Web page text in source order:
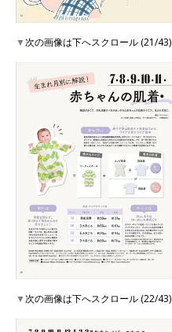
▼次の画像は下へスクロール (21/43)
▼次の画像は下へスクロール (22/43)